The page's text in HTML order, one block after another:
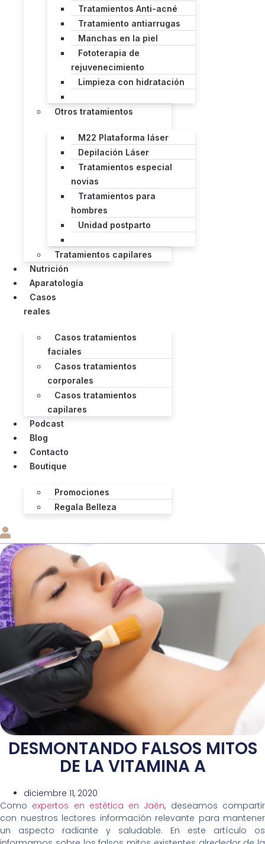
Tratamientos Anti-acné
Tratamiento antiarrugas
Manchas en la piel
Fototerapia de
rejuvenecimiento
Limpieza con hidratación
Otros tratamientos
M22 Plataforma láser
Depilación Láser
Tratamientos especial
novias
Tratamientos para
hombres
Unidad postparto
Tratamientos capilares
Nutrición
Aparatología
Casos
reales
Casos tratamientos
faciales
Casos tratamientos
corporales
Casos tratamientos
capilares
Podcast
Blog
Contacto
Boutique
Promociones
Regala Belleza
DESMONTANDO FALSOS MITOS
DE LA VITAMINA A
diciembre 11, 2020
Como expertos en estética en Jaén, deseamos compartir
con nuestros lectores información relevante para mantener
un aspecto radiante y saludable. En este artículo os